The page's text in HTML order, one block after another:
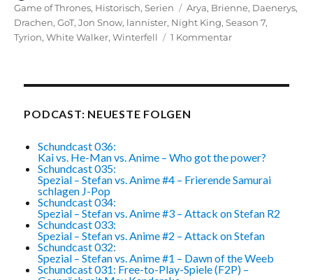
am
Game of Thrones, Historisch,Serien Schlagwörter
Arya, Brienne, Daenerys,
Drachen,GoT,Jon Snow, lannister, Night King,Season 7,
Tyrion,White Walker,Winterfell 1 Kommentarzu
7
1
2)
PODCAST: NEUESTE FOLGEN
Schundcast 036:
Kai vs. He-Man vs. Anime – Who got the power?
Schundcast 035:
Spezial – Stefan vs. Anime #4 – Frierende Samurai
schlagen J-Pop
Schundcast 034:
Spezial – Stefan vs. Anime #3 – Attack on Stefan R2
Schundcast 033:
Spezial – Stefan vs. Anime #2 – Attack on Stefan
Schundcast 032:
Spezial – Stefan vs. Anime #1 – Dawn of the Weeb
Schundcast 031: Free-to-Play-Spiele (F2P) –